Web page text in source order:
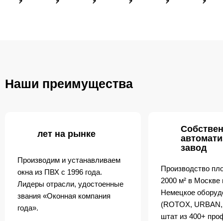
Наши преимущества
лет на рынке
Производим и устанавливаем
окна из ПВХ с 1996 года.
Лидеры отрасли, удостоенные
звания «Оконная компания
года».
завод
Производство
2000 м² в
Немецкое
(ROTOX,
штат из 400+